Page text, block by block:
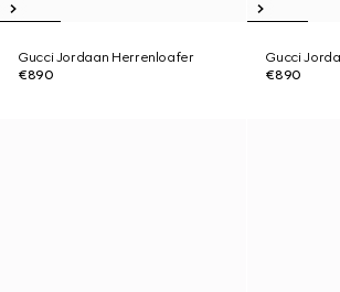
Gucci Jordaan Herrenloafer
€890
Gucci
€890